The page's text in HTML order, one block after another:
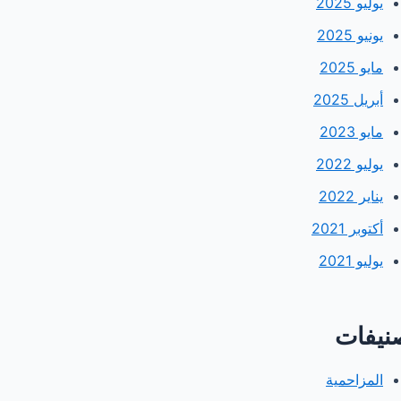
يونيو 2025
مايو 2025
أبريل 2025
مايو 2023
يوليو 2022
يناير 2022
أكتوبر 2021
يوليو 2021
المزاحمية